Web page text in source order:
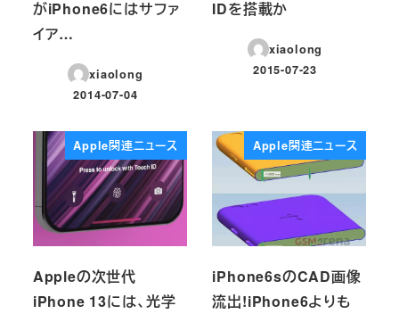
がiPhone6にはサファ
イア…
xiaolong
投稿日
2014-07-04
IDを搭載か
xiaolong
投稿日
2015-07-23
Apple関連ニュース
Appleの次世代
iPhone 13には、光学
Apple関連ニュース
iPhone6sのCAD画像
流出!iPhone6よりも